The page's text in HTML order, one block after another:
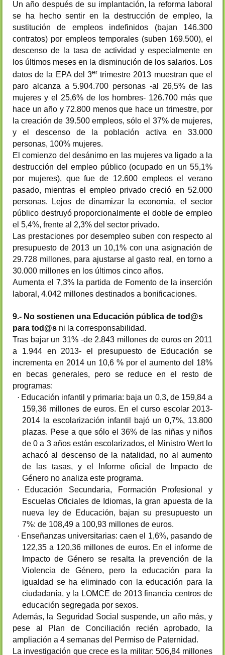
Un año después de su implantación, la reforma laboral
se ha hecho sentir en la destrucción de empleo, la
sustitución de empleos indefinidos (bajan 146.300
contratos) por empleos temporales (suben 169.500), el
descenso de la tasa de actividad y especialmente en
los últimos meses en la disminución de los salarios. Los
datos de la EPA del 3er trimestre 2013 muestran que el
paro alcanza a 5.904.700 personas -al 26,5% de las
mujeres y el 25,6% de los hombres- 126.700 más que
hace un año y 72.800 menos que hace un trimestre, por
la creación de 39.500 empleos, sólo el 37% de mujeres,
y el descenso de la población activa en 33.000
personas, 100% mujeres.
El comienzo del desánimo en las mujeres va ligado a la
destrucción del empleo público (ocupado en un 55,1%
por mujeres), que fue de 12.600 empleos el verano
pasado, mientras el empleo privado creció en 52.000
personas. Lejos de dinamizar la economía, el sector
público destruyó proporcionalmente el doble de empleo
el 5,4%, frente al 2,3% del sector privado.
Las prestaciones por desempleo suben con respecto al
presupuesto de 2013 un 10,1% con una asignación de
29.728 millones, para ajustarse al gasto real, en torno a
30.000 millones en los últimos cinco años.
Aumenta el 7,3% la partida de Fomento de la inserción
laboral, 4.042 millones destinados a bonificaciones.
9.- No sostienen una Educación pública de tod@s
para tod@s ni la corresponsabilidad.
Tras bajar un 31% -de 2.843 millones de euros en 2011
a 1.944 en 2013- el presupuesto de Educación se
incrementa en 2014 un 10,6 % por el aumento del 18%
en becas generales, pero se reduce en el resto de
programas:
· Educación infantil y primaria: baja un 0,3, de 159,84 a
159,36 millones de euros. En el curso escolar 2013-
2014 la escolarización infantil bajó un 0,7%, 13.800
plazas. Pese a que sólo el 36% de las niñas y niños
de 0 a 3 años están escolarizados, el
Ministro Wert lo
achacó al descenso de la natalidad, no al aumento
de las tasas, y el Informe oficial de Impacto de
Género no analiza este programa.
·
Educación Secundaria,
Formación Profesional y
Escuelas Oficiales de Idiomas, la gran apuesta de la
nueva ley de Educación, bajan su presupuesto un
7%: de 108,49 a 100,93 millones de euros.
· Enseñanzas universitarias: caen el 1,6%, pasando de
122,35 a 120,36 millones de euros. En el informe de
Impacto de Género se resalta la prevención de la
Violencia de Género, pero la educación para la
igualdad se ha eliminado con la educación para la
ciudadanía, y la LOMCE de 2013 financia centros de
educación segregada por sexos.
Además, la Seguridad Social suspende, un año más, y
pese al Plan de Conciliación recién aprobado, la
ampliación a 4 semanas del Permiso de Paternidad.
La investigación que crece es la militar: 506,84 millones